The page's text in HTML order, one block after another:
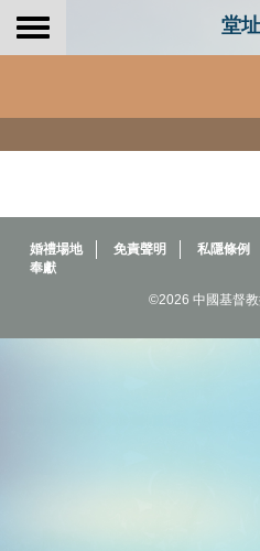
Toggle
堂址
婚禮場地 免責聲明 私隱條例
奉獻
©2026 中國基督教